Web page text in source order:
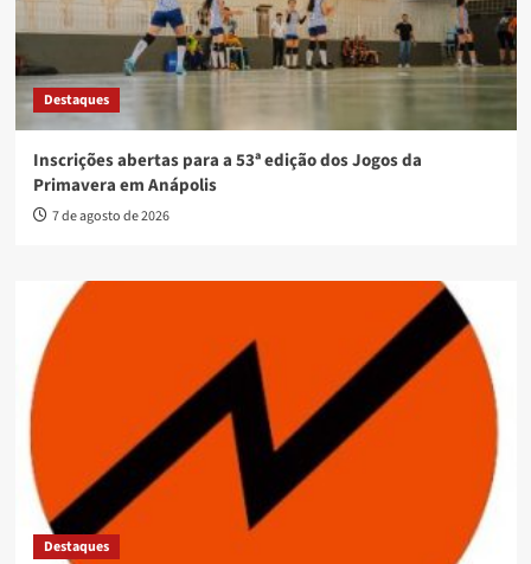
Destaques
Inscrições abertas para a 53ª edição dos Jogos da
Primavera em Anápolis
7 de agosto de 2026
Destaques